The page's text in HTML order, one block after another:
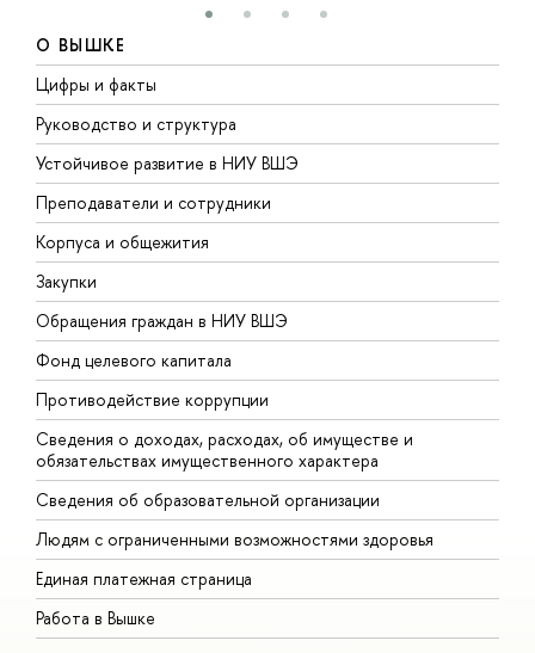
О ВЫШКЕ
Цифры и факты
Руководство и структура
Устойчивое развитие в НИУ ВШЭ
Преподаватели и сотрудники
Корпуса и общежития
Закупки
Обращения граждан в НИУ ВШЭ
Фонд целевого капитала
Противодействие коррупции
Сведения о доходах, расходах, об имуществе и
обязательствах имущественного характера
Сведения об образовательной организации
Людям с ограниченными возможностями здоровья
Единая платежная страница
Работа в Вышке